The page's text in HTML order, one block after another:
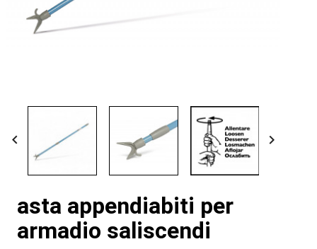
 
asta appendiabiti per
armadio saliscendi